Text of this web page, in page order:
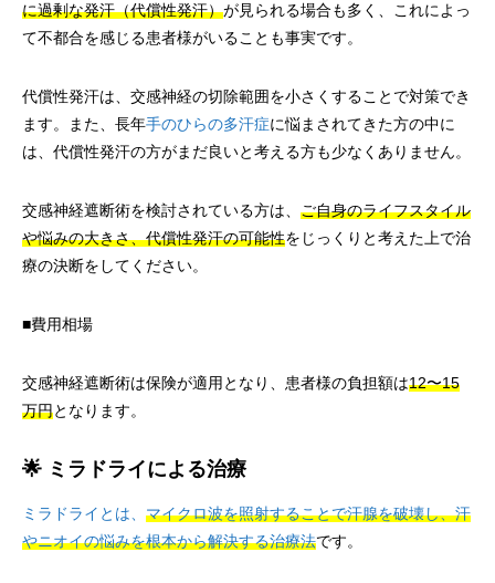
に過剰な発汗（代償性発汗）が見られる場合も多く、これによっ
て不都合を感じる患者様がいることも事実です。
代償性発汗は、交感神経の切除範囲を小さくすることで対策でき
ます。また、長年手のひらの多汗症に悩まされてきた方の中に
は、代償性発汗の方がまだ良いと考える方も少なくありません。
交感神経遮断術を検討されている方は、 ご自身のライフスタイル
や悩みの大きさ、代償性発汗の可能性をじっくりと考えた上で治
療の決断をしてください。
■費用相場
交感神経遮断術は保険が適用となり、患者様の負担額は12〜15
万円となります。
🌟 ミラドライによる治療
ミラドライとは、 マイクロ波を照射することで汗腺を破壊し、汗
やニオイの悩みを根本から解決する治療法です。